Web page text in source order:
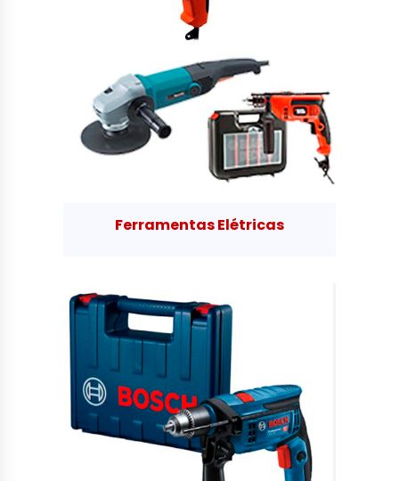
Ferramentas Elétricas